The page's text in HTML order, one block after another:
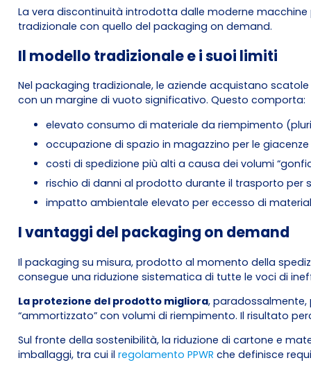
La vera discontinuità introdotta dalle moderne
tradizionale con quello del packaging on demand.
Il modello tradizionale e i suoi limiti
Nel packaging tradizionale, le aziende acquistano
con un margine di vuoto significativo. Questo comporta:
elevato consumo di materiale da riempimento
occupazione di spazio in magazzino per le
costi di spedizione più alti a causa dei volumi
rischio di danni al prodotto durante il trasporto per
impatto ambientale elevato per eccesso di
I vantaggi del packaging on demand
Il packaging su misura, prodotto al momento della
consegue una riduzione sistematica di tutte le voci di
La protezione del prodotto migliora,
“ammortizzato” con volumi di riempimento. Il risultato
Sul fronte della sostenibilità, la riduzione di cartone e
imballaggi, tra cui il regolamento PPWR che definisce